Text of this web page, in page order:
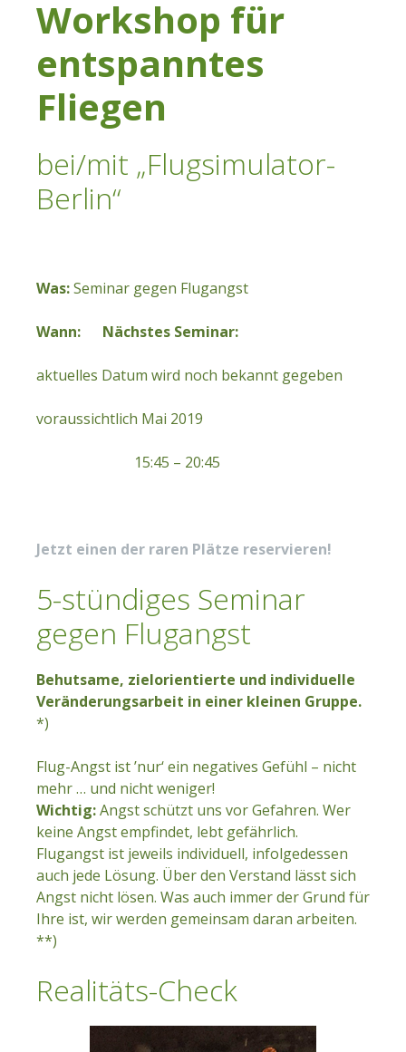
Workshop für
entspanntes
Fliegen
bei/mit „Flugsimulator-
Berlin“
Was:Seminar gegen Flugangst
Wann: Nächstes Seminar:
aktuelles Datum wird noch bekannt gegeben
voraussichtlich Mai 2019
15:45 – 20:45
Jetzt einen der raren Plätze reservieren!
5-stündiges Seminar
gegen Flugangst
Behutsame, zielorientierte und individuelle
Veränderungsarbeit in einer kleinen Gruppe.
*)
Flug-Angst ist ’nur‘ ein negatives Gefühl – nicht
mehr … und nicht weniger!
Wichtig:Angst schützt uns vor Gefahren. Wer
keine Angst empfindet, lebt gefährlich.
Flugangst ist jeweils individuell, infolgedessen
auch jede Lösung. Über den Verstand lässt sich
Angst nicht lösen. Was auch immer der Grund für
Ihre ist, wir werden gemeinsam daran arbeiten.
**)
Realitäts-Check